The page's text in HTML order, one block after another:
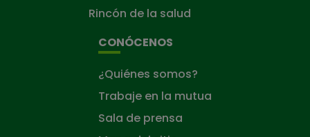
Rincón de la salud
CONÓCENOS
¿Quiénes somos?
Trabaje en la mutua
Sala de prensa